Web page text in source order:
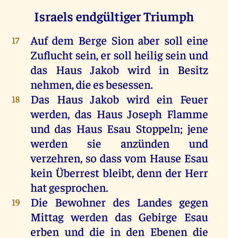
Israels endgültiger Triumph
17
Auf dem Berge Sion aber soll eine
Zuflucht sein, er soll heilig sein und
das Haus Jakob wird in Besitz
nehmen, die es besessen.
18
Das Haus Jakob wird ein Feuer
werden, das Haus Joseph Flamme
und das Haus Esau Stoppeln; jene
werden sie anzünden und
verzehren, so dass vom Hause Esau
kein Überrest bleibt, denn der Herr
hat gesprochen.
19
Die Bewohner des Landes gegen
Mittag werden das Gebirge Esau
erben und die in den Ebenen die